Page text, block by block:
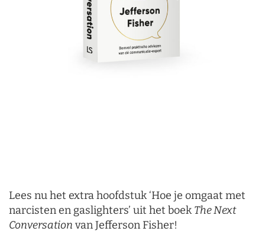
Lees nu het extra hoofdstuk ‘Hoe je omgaat met
narcisten en gaslighters’ uit het boek The Next
Conversation van Jefferson Fisher!